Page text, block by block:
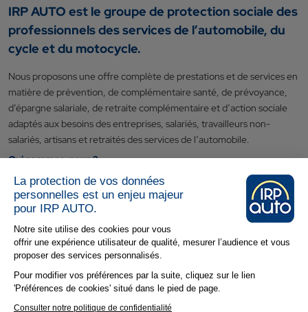
La protection de vos données
personnelles est un enjeu majeur
pour IRP AUTO.
Notre site utilise des cookies pour vous
offrir une expérience utilisateur de qualité, mesurer l’audience et vous
proposer des services personnalisés.
Pour modifier vos préférences par la suite, cliquez sur le lien
'Préférences de cookies' situé dans le pied de page.
Consulter notre politique de confidentialité
IRP AUTO est le groupe de protection sociale des
professionnels des services de l’automobile, du
cycle et du motocycle.
Nous proposons une offre complète de prestations et de services en
matière de prévention, de complémentaire santé, de prévoyance,
d’épargne salariale, de retraite complémentaire et d’action sociale
adaptés aux besoins des entreprises, salariés, travailleurs non-
salariés, artisans et retraités des services de l’automobile.
Qui sommes-nous ?
Nos engagements
Suivez-nous :
Je m’abonne à IRP AUTO &moi